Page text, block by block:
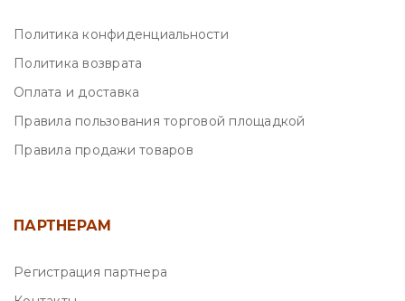
Политика конфиденциальности
Политика возврата
Оплата и доставка
Правила пользования торговой площадкой
Правила продажи товаров
ПАРТНЕРАМ
Регистрация партнера